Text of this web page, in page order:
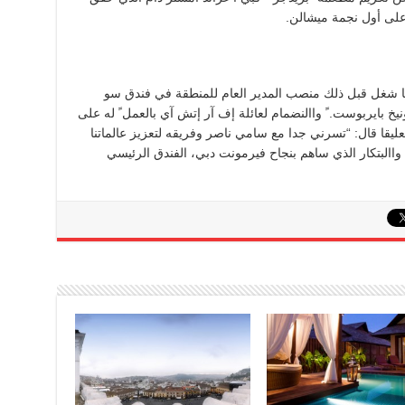
أول نجمة ميشالن.
شغل قبل ذلك منصب المدير العام للمنطقة في فندق سو
بايربوست. ً واالنضمام لعائلة إف آر إتش آي بالعمل ً له على
دبي بعد ما يقارب 15 عاما وتعليقا قال: “تسرني جدا مع سامي ناصر وفريقه لتعزيز عالماتنا
الذي ساهم بنجاح فيرمونت دبي، الفندق الرئيسي